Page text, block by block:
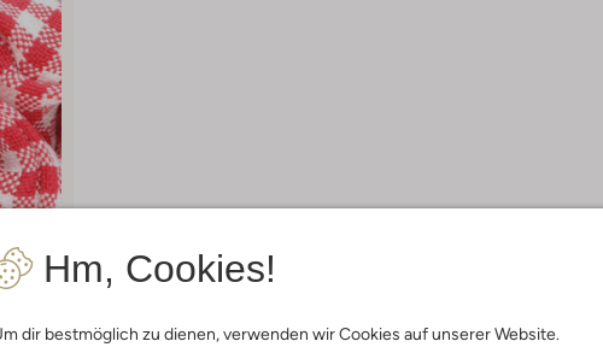
Hm, Cookies!
dir bestmöglich zu dienen, verwenden wir Cookies auf unserer Website.